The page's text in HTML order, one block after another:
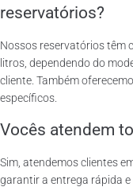
reservatórios?
Nossos reservatórios têm
litros, dependendo do
cliente. Também
específicos.
Vocês atendem
Sim, atendemos clientes
garantir a entrega rápida